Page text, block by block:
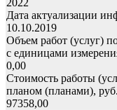
Дата актуализации
10.10.2019
Объем работ (услуг)
с единицами
0,00
Стоимость работы
планом (планами),
97358,00